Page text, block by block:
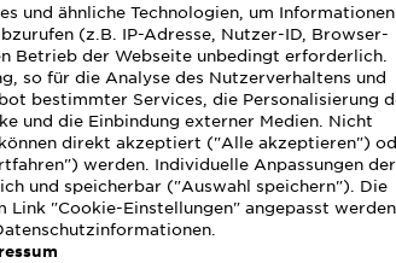
SLIDE 1SLIDE 2
Die Garnier
Granatapfel für
pflegt reichhaltig
mit Feuchtigkeit –
strahlenden Teint.
MEHR ANZEIGEN
GRÖSSE 28 G
und ähnliche Technologien, um
(z.B. IP-Adresse, Nutzer-ID, Browser-
Betrieb der Webseite unbedingt erforderlich.
so für die Analyse des Nutzerverhaltens und
bestimmter Services, die Personalisierung
und die Einbindung externer Medien. Nicht
direkt akzeptiert ("Alle akzeptieren")
werden. Individuelle Anpassungen der
und speicherbar ("Auswahl speichern"). Die
Link "Cookie-Einstellungen" angepasst